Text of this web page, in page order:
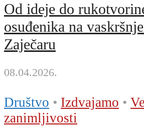
Od ideje do
osuđenika na
Zaječaru
08.04.2026.
Društvo • Izdvajamo •
zanimljivosti